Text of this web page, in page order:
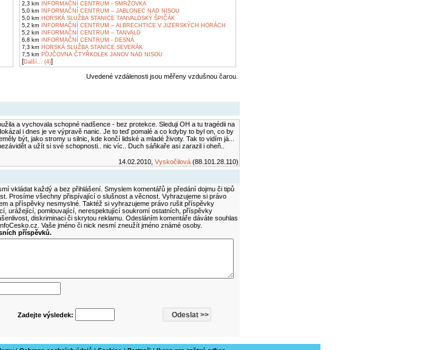
2,3 km INFORMAČNÍ CENTRUM - SMRŽOVKA
5,0 km INFORMAČNÍ CENTRUM – JABLONEC NAD NISOU
5,0 km HORSKÁ SLUŽBA STANICE TANVALDSKÝ ŠPIČÁK
5,2 km INFORMAČNÍ CENTRUM – ALBRECHTICE V JIZERSKÝCH HORÁCH
5,2 km INFORMAČNÍ CENTRUM – TANVALD
6,8 km INFORMAČNÍ CENTRUM - DESNÁ
7,3 km HORSKÁ SLUŽBA STANICE SEVERÁK
7,5 km PŮJČOVNA ČTYŘKOLEK JANOV NAD NISOU
[Další... (4)]
Uvedené vzdálenosti jsou měřeny vzdušnou čarou.
a vychovala schopné nadšence - bez protekce. Sleduji OH a tu tragédii na
i dnes je ve výpravě nanic. Je to teď pomalé a co kdyby to byl on, co by
být, jako stromy u silnic, kde končí lidské a mladé životy. Tak to vidím já...
a užít si své schopnosti.. nic víc.. Duch sáňkaře asi zarazil i oheň..
14.02.2010, Vyskočilová(88.101.28.110)
vkládat každý a bez přihlášení. Smyslem komentářů je předání dojmu či tipů
Prosíme všechny přispívající o slušnost a věcnost. Vyhrazujeme si právo
a příspěvky nesmyslné. Taktéž si vyhrazujeme právo rušit příspěvky
urážející, pomlouvající, nerespektující soukromí ostatních, příspěvky
diskriminaci či skrytou reklamu. Odesláním komentáře dáváte souhlas
Vaše jméno či nick nesmí zneužít jméno známé osoby.
příspěvků.
Zadejte výsledek: